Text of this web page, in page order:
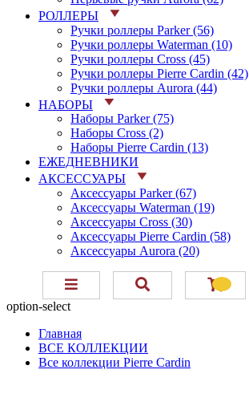
РОЛЛЕРЫ
Ручки роллеры Parker (56)
Ручки роллеры Waterman (10)
Ручки роллеры Cross (45)
Ручки роллеры Pierre Cardin (42)
Ручки роллеры Aurora (44)
НАБОРЫ
Наборы Parker (75)
Наборы Cross (2)
Наборы Pierre Cardin (13)
ЕЖЕДНЕВНИКИ
АКСЕССУАРЫ
Аксессуары Parker (67)
Аксессуары Waterman (19)
Аксессуары Cross (30)
Аксессуары Pierre Cardin (58)
Аксессуары Aurora (20)
option-select
Главная
ВСЕ КОЛЛЕКЦИИ
Все коллекции Pierre Cardin